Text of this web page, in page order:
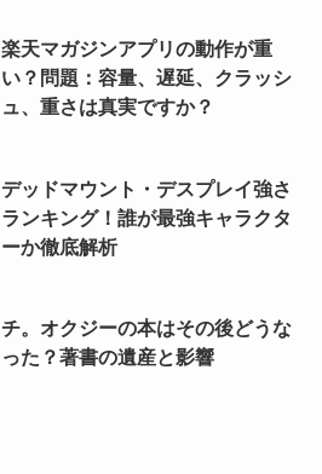
楽天マガジンアプリの動作が重
い？問題：容量、遅延、クラッシ
ュ、重さは真実ですか？
デッドマウント・デスプレイ強さ
ランキング！誰が最強キャラクタ
ーか徹底解析
チ。オクジーの本はその後どうな
った？著書の遺産と影響